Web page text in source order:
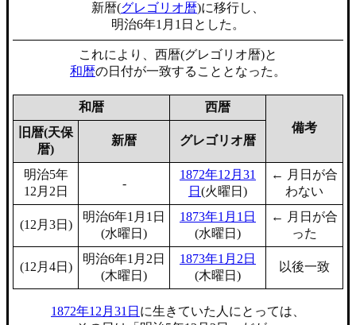
新暦(グレゴリオ暦)に移行し、
明治6年1月1日とした。
これにより、西暦(グレゴリオ暦)と
和暦の日付が一致することとなった。
和暦
西暦
備考
旧暦(天保
暦)
新暦 グレゴリオ暦
明治5年
12月2日
-
1872年12月31
日 (火曜日)
← 月日が合
わない
(12月3日)
明治6年1月1日
(水曜日)
1873年1月1日
(水曜日)
← 月日が合
った
(12月4日)
明治6年1月2日
(木曜日)
1873年1月2日
(木曜日)
以後一致
1872年12月31日 に生きていた人にとっては、